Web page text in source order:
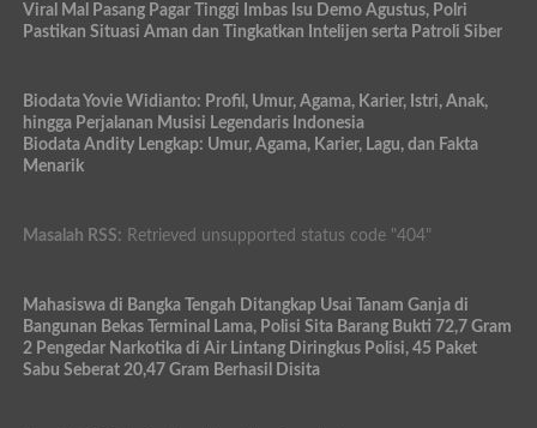
Viral Mal Pasang Pagar Tinggi Imbas Isu Demo Agustus, Polri
Pastikan Situasi Aman dan Tingkatkan Intelijen serta Patroli Siber
Biodata Yovie Widianto: Profil, Umur, Agama, Karier, Istri, Anak,
hingga Perjalanan Musisi Legendaris Indonesia
Biodata Andity Lengkap: Umur, Agama, Karier, Lagu, dan Fakta
Menarik
Masalah RSS: Retrieved unsupported status code "404"
Mahasiswa di Bangka Tengah Ditangkap Usai Tanam Ganja di
Bangunan Bekas Terminal Lama, Polisi Sita Barang Bukti 72,7 Gram
2 Pengedar Narkotika di Air Lintang Diringkus Polisi, 45 Paket
Sabu Seberat 20,47 Gram Berhasil Disita